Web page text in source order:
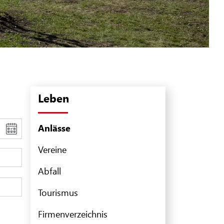
Leben
Anlässe
(ausgewählt)
Vereine
Abfall
Tourismus
Firmenverzeichnis